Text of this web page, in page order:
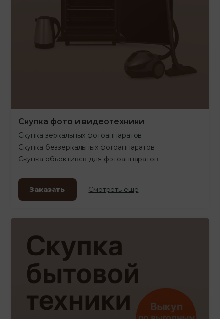
Скупка фото и видеотехники
Скупка зеркальных фотоаппаратов
Скупка беззеркальных фотоаппаратов
Скупка объективов для фотоаппаратов
Заказать Смотреть еще